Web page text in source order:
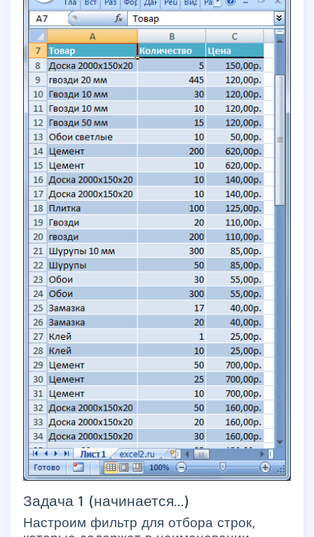
Задача 1 (начинается...)
Настроим фильтр для отбора строк,